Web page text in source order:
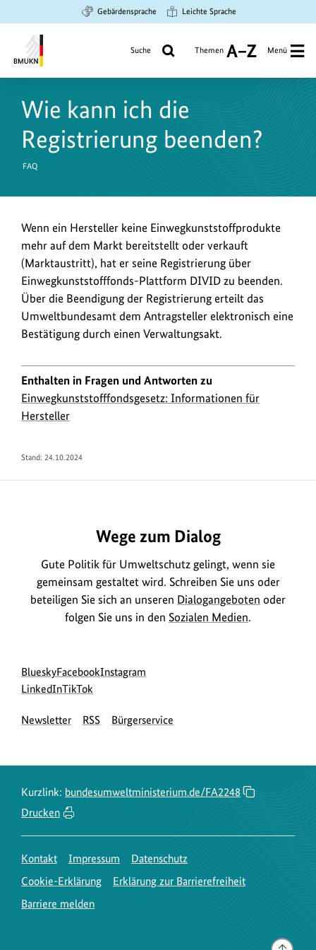
Hauptinhalt
springen
Suche
springen
Hauptnavigation
springen
Gebärdensprache Leichte Sprache
Umwelt,
Naturschutz
Suche Themen
A
Z
Menü
Wie kann ich die
Registrierung beenden?
FAQ
Wenn ein Hersteller keine Einwegkunststoffprodukte
mehr auf dem Markt bereitstellt oder verkauft
(Marktaustritt), hat er seine Registrierung über
Einwegkunststofffonds-Plattform DIVID zu beenden.
Über die Beendigung der Registrierung erteilt das
Umweltbundesamt dem Antragsteller elektronisch eine
Bestätigung durch einen Verwaltungsakt.
Enthalten in Fragen und Antworten zu
Einwegkunststofffondsgesetz: Informationen für
Hersteller
Stand: 24.10.2024
Wege zum Dialog
Gute Politik für Umweltschutz gelingt, wenn sie
gemeinsam gestaltet wird. Schreiben Sie uns oder
beteiligen Sie sich an unseren Dialogangeboten oder
folgen Sie uns in den Sozialen Medien.
Social
Media
Blueskyzur
Bluesky-
des
Facebookzur
des
Instagram
des
LinkedInzur
Seite
zur
Seite
TikTok
Newsletter RSS Bürgerservice
Kurzlink: bundesumweltministerium.de/FA2248
Drucken
Kontakt Impressum
Datenschutz
Cookie-Erklärung
Erklärung zur Barrierefreiheit
Barriere melden